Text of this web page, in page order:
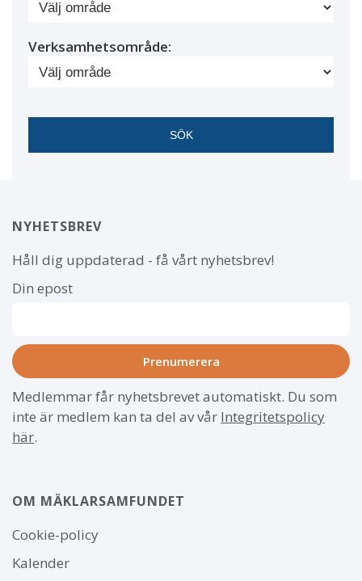
Verksamhetsområde:
NYHETSBREV
Håll dig uppdaterad - få vårt nyhetsbrev!
Din epost
Medlemmar får nyhetsbrevet automatiskt. Du som
inte är medlem kan ta del av vår Integritetspolicy
här.
OM MÄKLARSAMFUNDET
Om
webbplatsen
Cookie-policy
Kalender